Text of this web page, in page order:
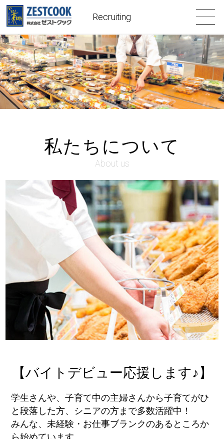
Recruiting
私たちについて
About us
【バイトデビュー応援します♪】
学生さんや、子育て中の主婦さんから子育てがひ
と段落した方、シニアの方まで多数活躍中！
みんな、未経験・お仕事ブランクのあるところか